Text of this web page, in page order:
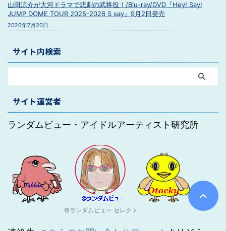
山田涼介が大河ドラマで悲劇の武将役！/Blu-ray/DVD『Hey! Say!
JUMP DOME TOUR 2025-2026 S say』9月2日発売
2026年7月20日
サイト内検索
サイト運営者
ランダムビュー・アイドルアーティスト研究所
©ランダムビュー セレクト